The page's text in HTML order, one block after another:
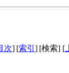
次] [索引 ] [検索] [